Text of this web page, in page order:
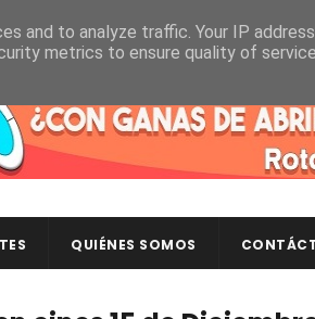
QUIÉNES SOMOS
and to analyze traffic. Your IP
metrics to ensure quality of